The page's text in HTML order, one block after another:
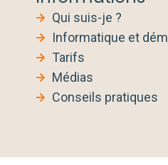
Qui suis-je ?
Informatique et
Tarifs
Médias
Conseils pratiques